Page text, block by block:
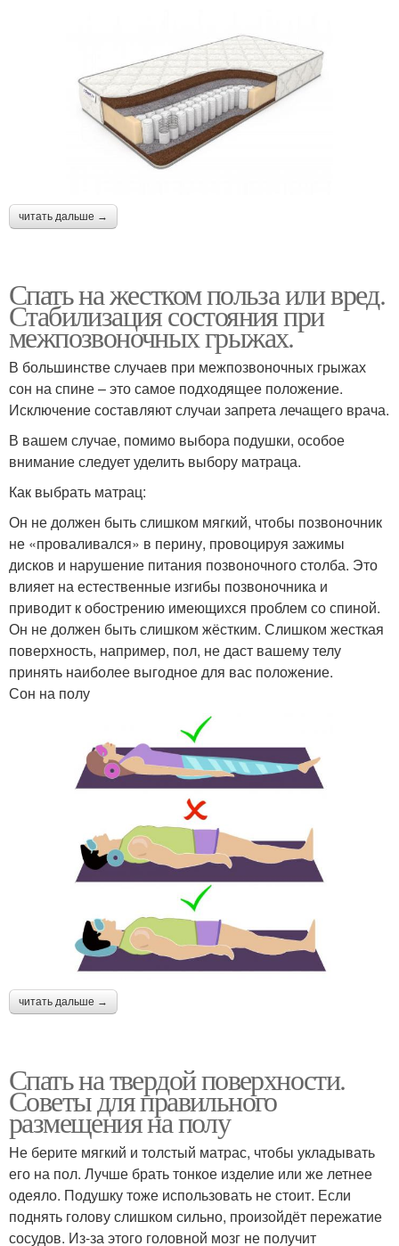
читать дальше →
Спать на жестком польза или вред.
Стабилизация состояния при
межпозвоночных грыжах.
В большинстве случаев при межпозвоночных грыжах
сон на спине – это самое подходящее положение.
Исключение составляют случаи запрета лечащего врача.
В вашем случае, помимо выбора подушки, особое
внимание следует уделить выбору матраца.
Как выбрать матрац:
Он не должен быть слишком мягкий, чтобы позвоночник
не «проваливался» в перину, провоцируя зажимы
дисков и нарушение питания позвоночного столба. Это
влияет на естественные изгибы позвоночника и
приводит к обострению имеющихся проблем со спиной.
Он не должен быть слишком жёстким. Слишком жесткая
поверхность, например, пол, не даст вашему телу
принять наиболее выгодное для вас положение.
Сон на полу
читать дальше →
Спать на твердой поверхности.
Советы для правильного
размещения на полу
Не берите мягкий и толстый матрас, чтобы укладывать
его на пол. Лучше брать тонкое изделие или же летнее
одеяло. Подушку тоже использовать не стоит. Если
поднять голову слишком сильно, произойдёт пережатие
сосудов. Из-за этого головной мозг не получит